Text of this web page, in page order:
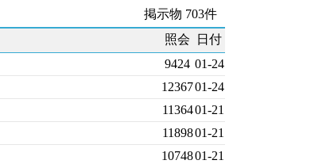
掲示物 703件
照会
日付
9424 01-24
1236701-24
1136401-21
1189801-21
1074801-21